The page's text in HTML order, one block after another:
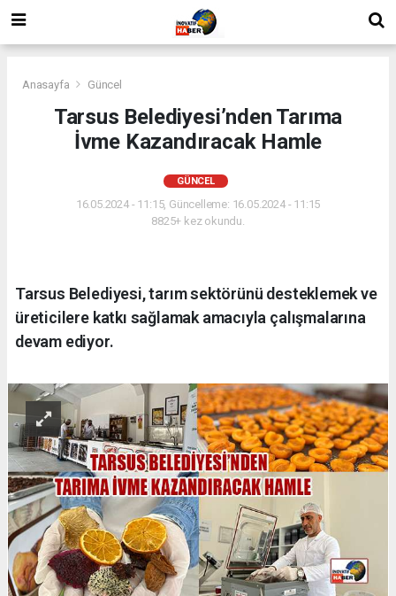
Anasayfa Güncel
Tarsus Belediyesi’nden Tarıma
İvme Kazandıracak Hamle
GÜNCEL
16.05.2024 - 11:15, Güncelleme: 16.05.2024 - 11:15
8825+ kez okundu.
Tarsus Belediyesi, tarım sektörünü desteklemek ve
üreticilere katkı sağlamak amacıyla çalışmalarına
devam ediyor.